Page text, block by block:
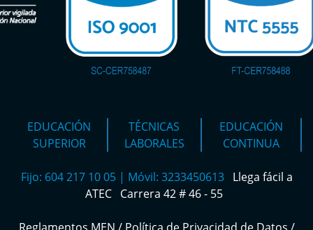
EDUCACIÓN
SUPERIOR
TÉCNICAS
LABORALES
EDUCACIÓN
CONTINUA
Fijo: 604 217 10 05 | Móvil: 3233450613 Llega fácil a
ATEC Carrera 42 # 46 - 55